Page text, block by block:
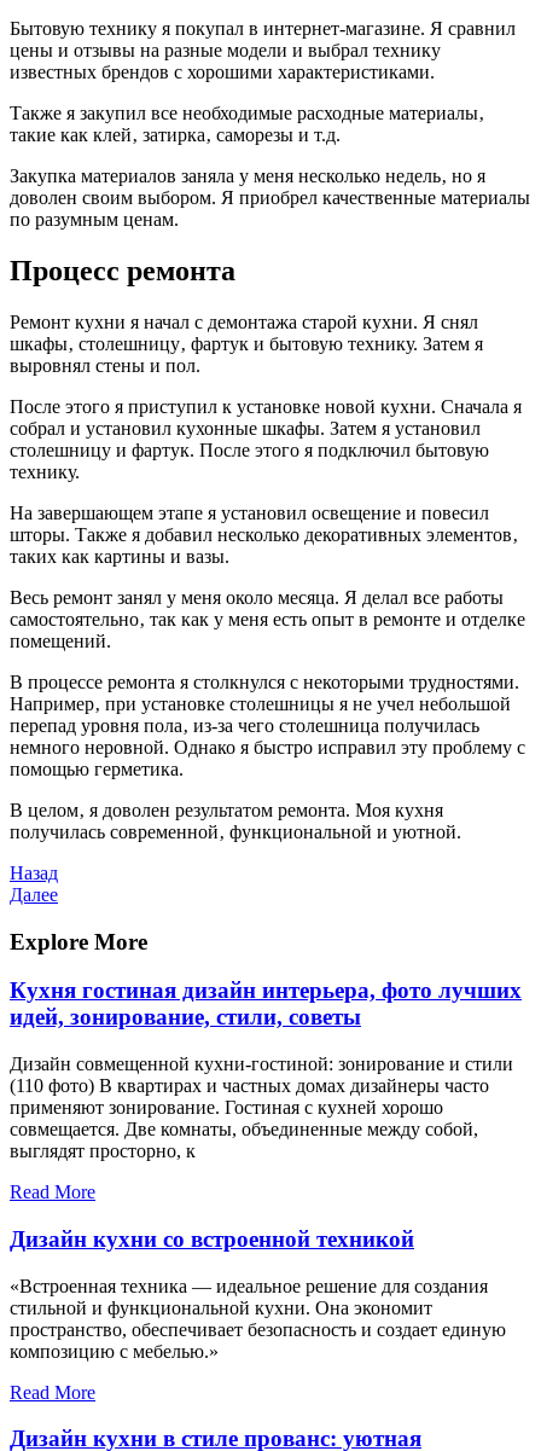
Бытовую технику я покупал в интернет-магазине. Я сравнил
цены и отзывы на разные модели и выбрал технику
известных брендов с хорошими характеристиками.
Также я закупил все необходимые расходные материалы‚
такие как клей‚ затирка‚ саморезы и т.д.
Закупка материалов заняла у меня несколько недель‚ но я
доволен своим выбором. Я приобрел качественные материалы
по разумным ценам.
Процесс ремонта
Ремонт кухни я начал с демонтажа старой кухни. Я снял
шкафы‚ столешницу‚ фартук и бытовую технику. Затем я
выровнял стены и пол.
После этого я приступил к установке новой кухни. Сначала я
собрал и установил кухонные шкафы. Затем я установил
столешницу и фартук. После этого я подключил бытовую
технику.
На завершающем этапе я установил освещение и повесил
шторы. Также я добавил несколько декоративных элементов‚
таких как картины и вазы.
Весь ремонт занял у меня около месяца. Я делал все работы
самостоятельно‚ так как у меня есть опыт в ремонте и отделке
помещений.
В процессе ремонта я столкнулся с некоторыми трудностями.
Например‚ при установке столешницы я не учел небольшой
перепад уровня пола‚ из-за чего столешница получилась
немного неровной. Однако я быстро исправил эту проблему с
помощью герметика.
В целом‚ я доволен результатом ремонта. Моя кухня
получилась современной‚ функциональной и уютной.
Навигация
по
записям
Предыдущая
запись
Назад
Следующая
Далее
Explore More
Кухня гостиная дизайн интерьера, фото лучших
идей, зонирование, стили, советы
Дизайн совмещенной кухни-гостиной: зонирование и стили
(110 фото) В квартирах и частных домах дизайнеры часто
применяют зонирование. Гостиная с кухней хорошо
совмещается. Две комнаты, объединенные между собой,
выглядят просторно, к
Read More
Дизайн кухни со встроенной техникой
«Встроенная техника — идеальное решение для создания
стильной и функциональной кухни. Она экономит
пространство, обеспечивает безопасность и создает единую
композицию с мебелью.»
Read More
Дизайн кухни в стиле прованс: уютная